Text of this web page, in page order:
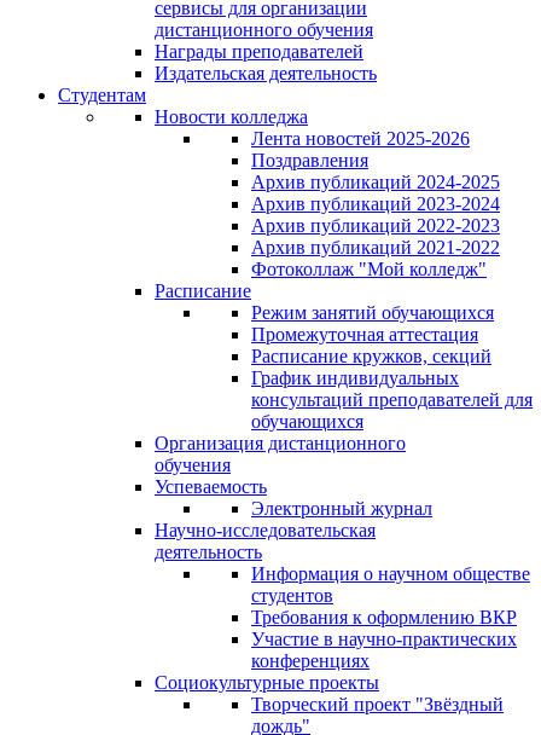
сервисы для организации
дистанционного обучения
Награды преподавателей
Издательская деятельность
Студентам
Новости колледжа
Лента новостей 2025-2026
Поздравления
Архив публикаций 2024-2025
Архив публикаций 2023-2024
Архив публикаций 2022-2023
Архив публикаций 2021-2022
Фотоколлаж "Мой колледж"
Расписание
Режим занятий обучающихся
Промежуточная аттестация
Расписание кружков, секций
График индивидуальных
консультаций преподавателей для
обучающихся
Организация дистанционного
обучения
Успеваемость
Электронный журнал
Научно-исследовательская
деятельность
Информация о научном обществе
студентов
Требования к оформлению ВКР
Участие в научно-практических
конференциях
Социокультурные проекты
Творческий проект "Звёздный
дождь"